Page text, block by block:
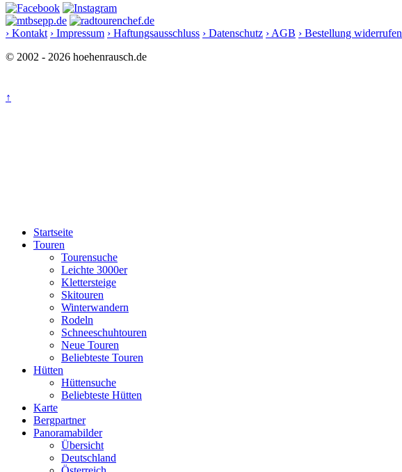
› Kontakt › Impressum › Haftungsausschluss › Datenschutz › AGB › Bestellung widerrufen
© 2002 - 2026 hoehenrausch.de
↑
Startseite
Touren
Tourensuche
Leichte 3000er
Klettersteige
Skitouren
Winterwandern
Rodeln
Schneeschuhtouren
Neue Touren
Beliebteste Touren
Hütten
Hüttensuche
Beliebteste Hütten
Karte
Bergpartner
Panoramabilder
Übersicht
Deutschland